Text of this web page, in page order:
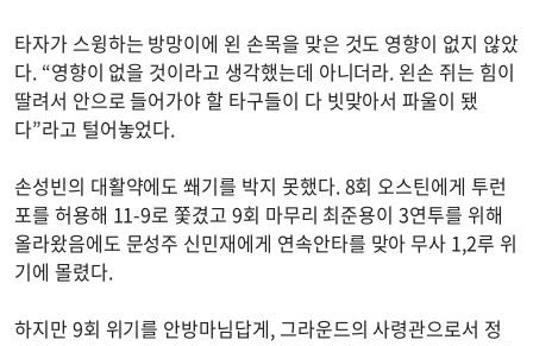
타자가 스윙하는 방망이에 왼 손목을 맞은 것도 영향이 없지 않았
다. “영향이 없을 것이라고 생각했는데 아니더라. 왼손 쥐는 힘이
딸려서 안으로 들어가야 할 타구들이 다 빗맞아서 파울이 됐
다”라고 털어놓었다.
손성빈의 대활약에도 쐐기를 박지 못했다. 8회 오스틴에게 투런
포를 허용해 11-9로 쫓겼고 9회 마무리 최준용이 3연투를 위해
올라왔음에도 문성주 신민재에게 연속안타를 맞아 무사 1,2루 위
기에 몰렸다.
하지만 9회 위기를 안방마님답게, 그라운드의 사령관으로서 정